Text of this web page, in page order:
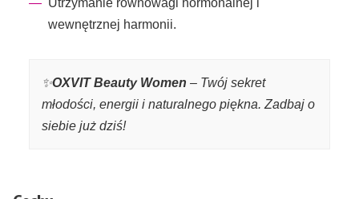
wewnętrznej harmonii.
✨OXVIT Beauty Women – Twój sekret
młodości, energii i naturalnego piękna. Zadbaj o
siebie już dziś!